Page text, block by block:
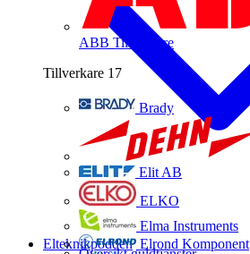
ABB Tillverkare
Tillverkare 17
Brady
Elit AB
ELKO
Elma Instruments
Elrond Komponent
Elteknikpodden